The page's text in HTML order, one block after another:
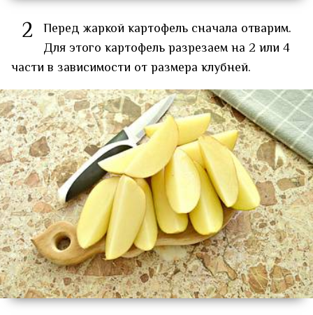
2 Перед жаркой картофель сначала отварим.
Для этого картофель разрезаем на 2 или 4
части в зависимости от размера клубней.